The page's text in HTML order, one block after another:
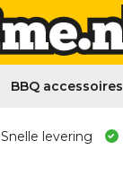
BBQ accessoires
Snelle levering